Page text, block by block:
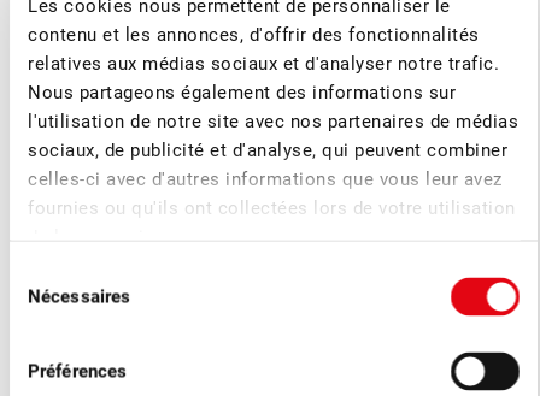
Les cookies nous permettent de personnaliser le
contenu et les annonces, d'offrir des fonctionnalités
relatives aux médias sociaux et d'analyser notre trafic.
Nous partageons également des informations sur
l'utilisation de notre site avec nos partenaires de médias
sociaux, de publicité et d'analyse, qui peuvent combiner
celles-ci avec d'autres informations que vous leur avez
fournies ou qu'ils ont collectées lors de votre utilisation
Nécessaires
Préférences
La formation continue, ça vaut le coup –
les prochains cours modulaires
Vous trouverez ici les cours modulaires actuels consacrés à
l’arboriculture